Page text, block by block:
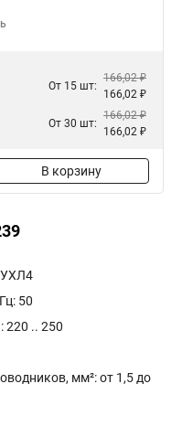
От 15 шт:
166,02 ₽
166,02 ₽
От 30 шт:
166,02 ₽
166,02 ₽
В корзину
УХЛ4
50
220 .. 250
мм²: от 1,5 до